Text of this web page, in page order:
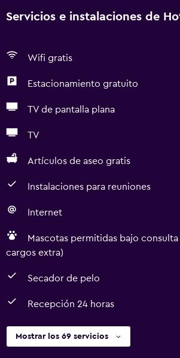
Servicios e instalaciones de
Wifi gratis
Estacionamiento gratuito
TV de pantalla plana
TV
Artículos de aseo gratis
Instalaciones para reuniones
Internet
Mascotas permitidas bajo
cargos extra)
Secador de pelo
Recepción 24 horas
Mostrar los 69 servicios